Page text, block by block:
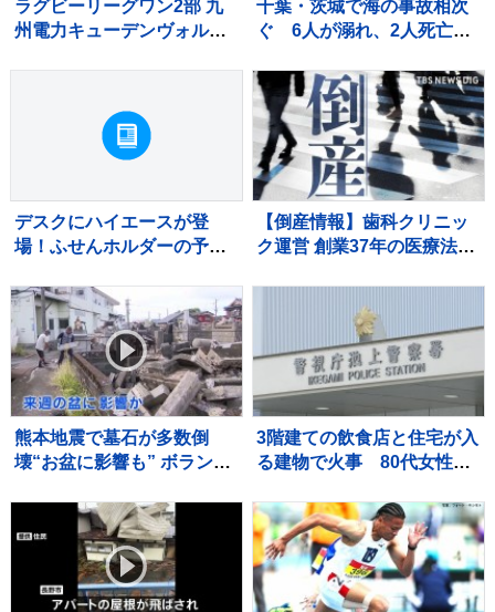
ラグビーリーグワン2部 九
州電力キューデンヴォルテ
千葉・茨城で海の事故相次
ぐ 6人が溺れ、2人死亡・
デスクにハイエースが登
場！ふせんホルダーの予約
【倒産情報】歯科クリニッ
ク運営 創業37年の医療法人
える売上高を計上も…競合
激化や借入負担増の影響で
赤字に 熊本市【東京商工リ
サーチ】
熊本地震で墓石が多数倒
壊“お盆に影響も” ボランテ
ばお参りに来られるので
は」
3階建ての飲食店と住宅が入
る建物で火事 80代女性が
と連絡取れず 東京・大田
区